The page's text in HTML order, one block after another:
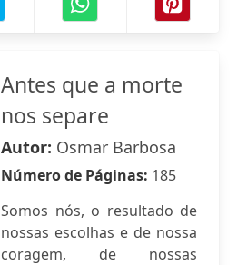
Antes que a morte
nos separe
Autor: Osmar Barbosa
Número de Páginas: 185
Somos nós, o resultado de
nossas escolhas e de nossa
coragem, de nossas